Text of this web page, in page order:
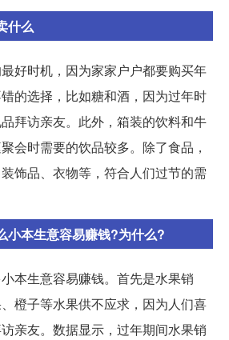
什么
好时机，因为家家户户都要购买年
的选择，比如糖和酒，因为过年时
拜访亲友。此外，箱装的饮料和牛
会时需要的饮品较多。除了食品，
饰品、衣物等，符合人们过节的需
小本生意容易赚钱?为什么?
本生意容易赚钱。首先是水果销
橙子等水果供不应求，因为人们喜
亲友。数据显示，过年期间水果销